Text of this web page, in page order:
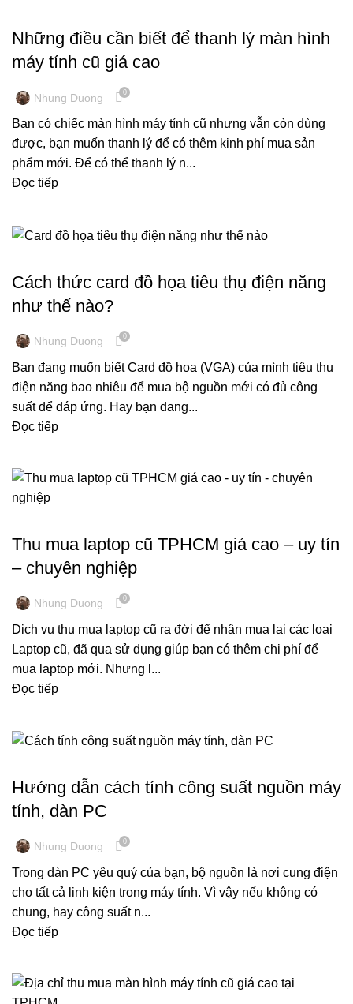
Những điều cần biết để thanh lý màn hình
máy tính cũ giá cao
Nhung Duong 0
Bạn có chiếc màn hình máy tính cũ nhưng vẫn còn dùng
được, bạn muốn thanh lý để có thêm kinh phí mua sản
phẩm mới. Để có thể thanh lý n...
Đọc tiếp
Cách thức card đồ họa tiêu thụ điện năng
như thế nào?
Nhung Duong 0
Bạn đang muốn biết Card đồ họa (VGA) của mình tiêu thụ
điện năng bao nhiêu để mua bộ nguồn mới có đủ công
suất để đáp ứng. Hay bạn đang...
Đọc tiếp
Thu mua laptop cũ TPHCM giá cao – uy tín
– chuyên nghiệp
Nhung Duong 0
Dịch vụ thu mua laptop cũ ra đời để nhận mua lại các loại
Laptop cũ, đã qua sử dụng giúp bạn có thêm chi phí để
mua laptop mới. Nhưng l...
Đọc tiếp
Hướng dẫn cách tính công suất nguồn máy
tính, dàn PC
Nhung Duong 0
Trong dàn PC yêu quý của bạn, bộ nguồn là nơi cung điện
cho tất cả linh kiện trong máy tính. Vì vậy nếu không có
chung, hay công suất n...
Đọc tiếp